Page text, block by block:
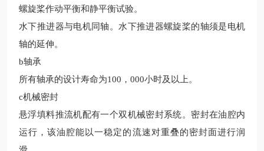
螺旋桨作动平衡和静平衡试验。
水下推进器与电机同轴。水下推进器螺旋桨的轴须是电机
轴的延伸。
b轴承
所有轴承的设计寿命为100 ， 000小时及以上 。
c机械密封
悬浮填料推流机配有一个双机械密封系统。密封在油腔内
运行，该油腔能以一稳定的流速对重叠的密封面进行润